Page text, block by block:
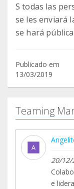
S todas las
se les enviará
se hará
Publicado em
13/03/2019
Teaming
20/12/
e lidera